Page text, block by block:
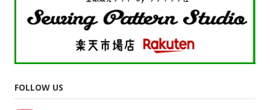
FOLLOW US